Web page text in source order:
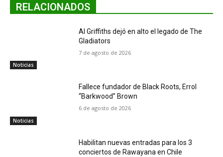
RELACIONADOS
Noticias
Al Griffiths dejó en alto el legado de The
Gladiators
7 de agosto de 2026
Noticias
Fallece fundador de Black Roots, Errol
“Barkwood” Brown
6 de agosto de 2026
Habilitan nuevas entradas para los 3
conciertos de Rawayana en Chile